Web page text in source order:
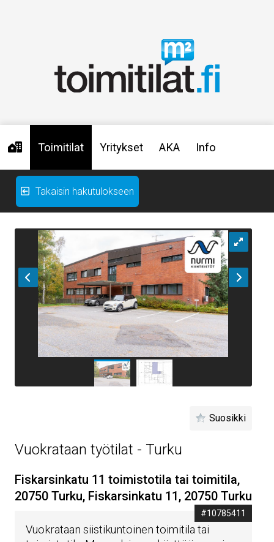
Toimitilat Yritykset AKA Info
Takaisin hakutulokseen
Suosikki
Vuokrataan työtilat - Turku
Fiskarsinkatu 11 toimistotila tai toimitila,
20750 Turku, Fiskarsinkatu 11, 20750 Turku
#10785411
Vuokrataan siistikuntoinen toimitila tai